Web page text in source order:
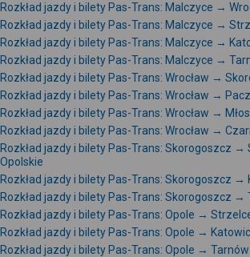
Rozkład jazdy i bilety Pas-Trans: Malczyce →
Rozkład jazdy i bilety Pas-Trans: Malczyce →
Rozkład jazdy i bilety Pas-Trans: Malczyce →
Rozkład jazdy i bilety Pas-Trans: Malczyce →
Rozkład jazdy i bilety Pas-Trans: Wrocław →
Rozkład jazdy i bilety Pas-Trans: Wrocław →
Rozkład jazdy i bilety Pas-Trans: Wrocław →
Rozkład jazdy i bilety Pas-Trans: Wrocław →
Rozkład jazdy i bilety Pas-Trans: Skorogoszcz →
Opolskie
Rozkład jazdy i bilety Pas-Trans: Skorogoszcz →
Rozkład jazdy i bilety Pas-Trans: Skorogoszcz →
Rozkład jazdy i bilety Pas-Trans: Opole →
Rozkład jazdy i bilety Pas-Trans: Opole →
Rozkład jazdy i bilety Pas-Trans: Opole → Tarnów